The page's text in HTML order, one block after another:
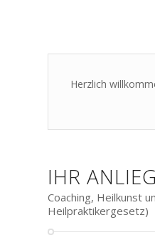
Herzlich
IHR
Coaching, Heilkunst
Heilpraktikergesetz)